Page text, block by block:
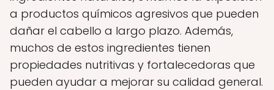
a productos químicos agresivos que pueden
dañar el cabello a largo plazo. Además,
muchos de estos ingredientes tienen
propiedades nutritivas y fortalecedoras que
pueden ayudar a mejorar su calidad general.